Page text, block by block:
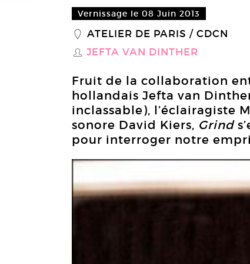
Vernissage le 08 Juin 2013
_ ATELIER DE PARIS / CDCN
S JEFTA VAN DINTHER
Fruit de la collaboration
hollandais Jefta van
inclassable), l’éclairagiste
sonore David Kiers, Grind
pour interroger notre